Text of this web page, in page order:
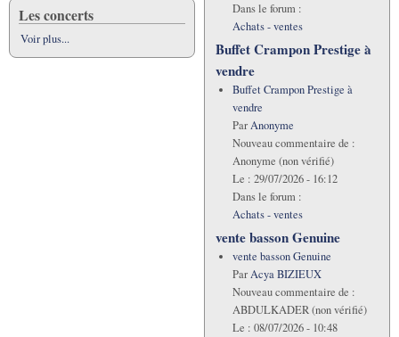
Les concerts
Voir plus...
Dans le forum :
Achats - ventes
Buffet Crampon Prestige à
vendre
Buffet Crampon Prestige à
vendre
ParAnonyme
Nouveau commentaire de :
Anonyme (non vérifié)
Le : 29/07/2026 - 16:12
Dans le forum :
Achats - ventes
vente basson Genuine
vente basson Genuine
ParAcya BIZIEUX
Nouveau commentaire de :
ABDULKADER (non vérifié)
Le : 08/07/2026 - 10:48